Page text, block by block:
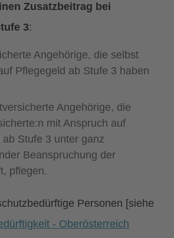
Zusatzbeitrag bei
3:
Angehörige, die selbst
Pflegegeld ab Stufe 3 haben
Angehörige, die
mit Anspruch auf
ab Stufe 3 unter ganz
Beanspruchung der
pflegen.
Personen [siehe
- Oberösterreich